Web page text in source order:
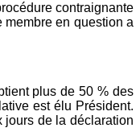
contraignante
en question a
plus de 50 % des
est élu Président.
jours de la déclaration